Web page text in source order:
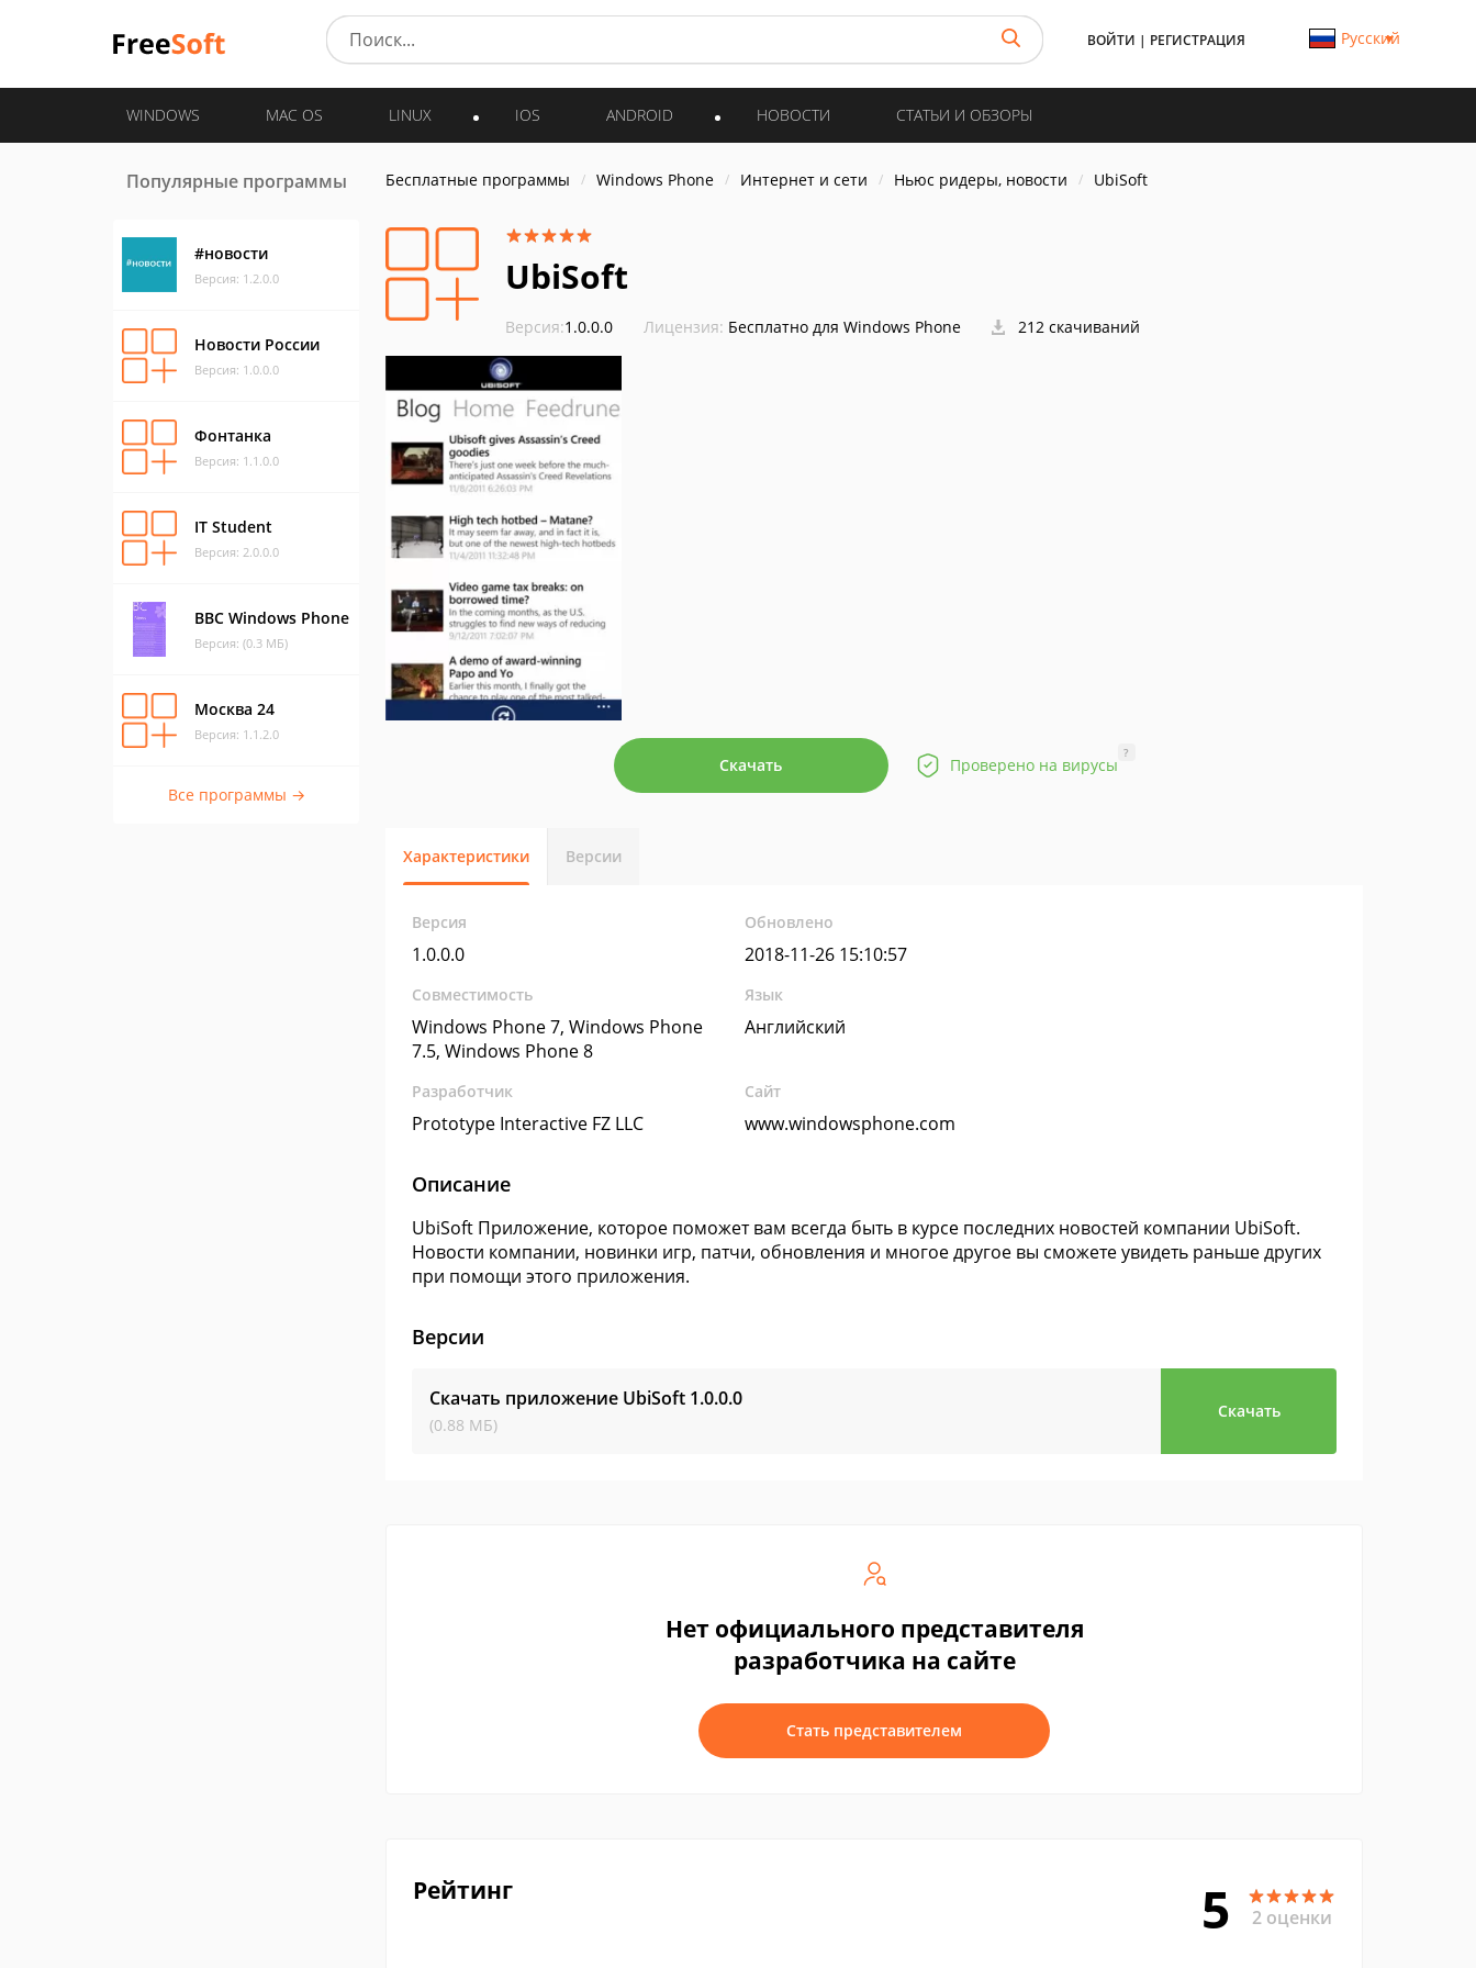
ВОЙТИ | РЕГИСТРАЦИЯ Русский
WINDOWS MAC OS LINUX IOS ANDROID НОВОСТИ СТАТЬИ И ОБЗОРЫ
Популярные программы
#новости
Версия: 1.2.0.0
Новости России
Версия: 1.0.0.0
Фонтанка
Версия: 1.1.0.0
IT Student
Версия: 2.0.0.0
BBC Windows Phone
Версия: (0.3 МБ)
Москва 24
Версия: 1.1.2.0
Все программы →
Бесплатные программы Windows Phone Интернет и cети Ньюс ридеры, новости UbiSoft
UbiSoft
Версия:1.0.0.0 Лицензия: Бесплатно для Windows Phone 212 скачиваний
Скачать Проверено на вирусы
?
Характеристики Версии
Версия
1.0.0.0
Обновлено
2018-11-26 15:10:57
Совместимость
Windows Phone 7, Windows Phone
7.5, Windows Phone 8
Язык
Английский
Разработчик
Prototype Interactive FZ LLC
Сайт
www.windowsphone.com
Описание
UbiSoft Приложение, которое поможет вам всегда быть в курсе последних новостей компании UbiSoft.
Новости компании, новинки игр, патчи, обновления и многое другое вы сможете увидеть раньше других
при помощи этого приложения.
Версии
Скачать приложение UbiSoft 1.0.0.0
(0.88 МБ)
Скачать
Нет официального представителя
разработчика на сайте
Стать представителем
Рейтинг 5 2 оценки